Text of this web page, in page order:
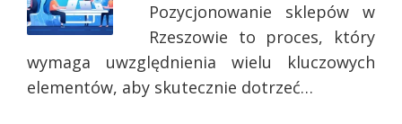
Pozycjonowanie sklepów w
Rzeszowie to proces, który
wymaga uwzględnienia wielu kluczowych
elementów, aby skutecznie dotrzeć…